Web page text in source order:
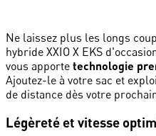
Ne laissez plus les longs
hybride XXIO X EKS
vous apporte technologie
Ajoutez-le à votre sac et
de distance dès votre
Légèreté et vitesse